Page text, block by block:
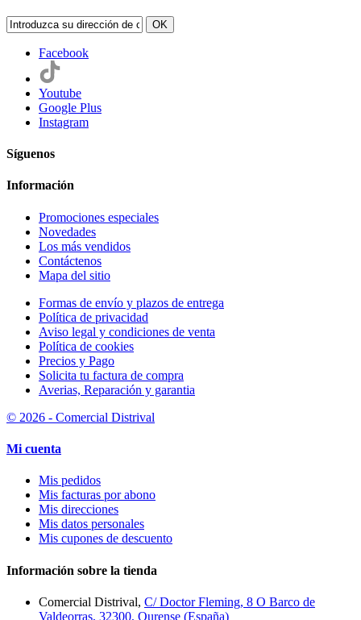
OK
Facebook
Youtube
Google Plus
Instagram
Síguenos
Información
Promociones especiales
Novedades
Los más vendidos
Contáctenos
Mapa del sitio
Formas de envío y plazos de entrega
Política de privacidad
Aviso legal y condiciones de venta
Política de cookies
Precios y Pago
Solicita tu factura de compra
Averias, Reparación y garantia
© 2026 - Comercial Distrival
Mi cuenta
Mis pedidos
Mis facturas por abono
Mis direcciones
Mis datos personales
Mis cupones de descuento
Información sobre la tienda
Comercial Distrival, C/ Doctor Fleming, 8 O Barco de
Valdeorras, 32300, Ourense (España)